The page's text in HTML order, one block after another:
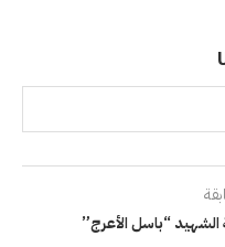
الشهيد “باسل الأعرج”